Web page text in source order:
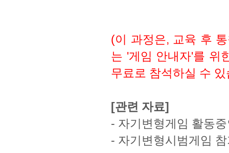
(이 과정은, 교육 후
는 '게임 안내자'를 위
무료로 참석하실 수
[관련 자료]
- 자기변형게임 활동
- 자기변형시범게임